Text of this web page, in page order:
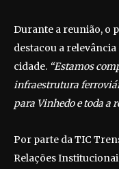
Durante a reunião, o
destacou a
cidade. “Estamos
infraestrutura
para Vinhedo e toda a
Por parte da TIC
Relações